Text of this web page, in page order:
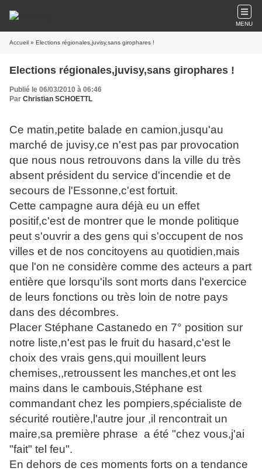
MENU
Accueil » Elections régionales,juvisy,sans girophares !
Elections régionales,juvisy,sans girophares !
Publié le 06/03/2010 à 06:46
Par Christian SCHOETTL
Ce matin,petite balade en camion,jusqu'au
marché de juvisy,ce n'est pas par provocation
que nous nous retrouvons dans la ville du très
absent président du service d'incendie et de
secours de l'Essonne,c'est fortuit.
Cette campagne aura déjà eu un effet
positif,c'est de montrer que le monde politique
peut s'ouvrir a des gens qui s'occupent de nos
villes et de nos concitoyens au quotidien,mais
que l'on ne considère comme des acteurs a part
entière que lorsqu'ils sont morts dans l'exercice
de leurs fonctions ou très loin de notre pays
dans des décombres.
Placer Stéphane Castanedo en 7° position sur
notre liste,n'est pas le fruit du hasard,c'est le
choix des vrais gens,qui mouillent leurs
chemises,,retroussent les manches,et ont les
mains dans le cambouis,Stéphane est
commandant chez les pompiers,spécialiste de
sécurité routière,l'autre jour ,il rencontrait un
maire,sa première phrase a été "chez vous,j'ai
"fait" tel feu".
En dehors de ces moments forts on a tendance